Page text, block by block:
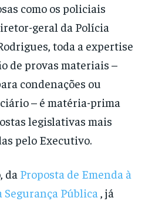
como os policiais
geral da Polícia
toda a expertise
de provas materiais –
condenações ou
– é matéria-prima
legislativas mais
pelo Executivo.
da Proposta de Emenda à
Segurança Pública , já